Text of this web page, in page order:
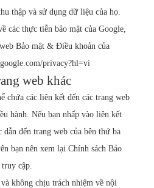
thập và sử dụng dữ liệu của họ.
các thực tiễn bảo mật của Google,
Bảo mật & Điều khoản của
privacy?hl=vi
web khác
chứa các liên kết đến các trang web
hành. Nếu bạn nhấp vào liên kết
dẫn đến trang web của bên thứ ba
bạn nên xem lại Chính sách Bảo
cập.
không chịu trách nhiệm về nội